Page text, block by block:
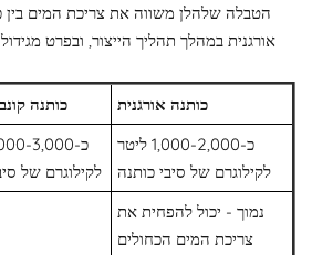
הטבלה שלהלן משווה את צריכת המים בין
אורגנית במהלך תהליך הייצור, ובפרט
כותנה
כותנה אורגנית
לקילוגרם של
כ-1,000-2,000 ליטר
לקילוגרם של סיבי כותנה
נמוך - יכול להפחית את
צריכת המים הכחולים